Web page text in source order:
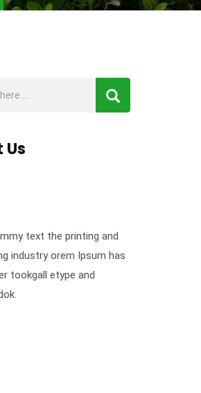
Us
text the printing and
industry orem Ipsum has
tookgall etype and